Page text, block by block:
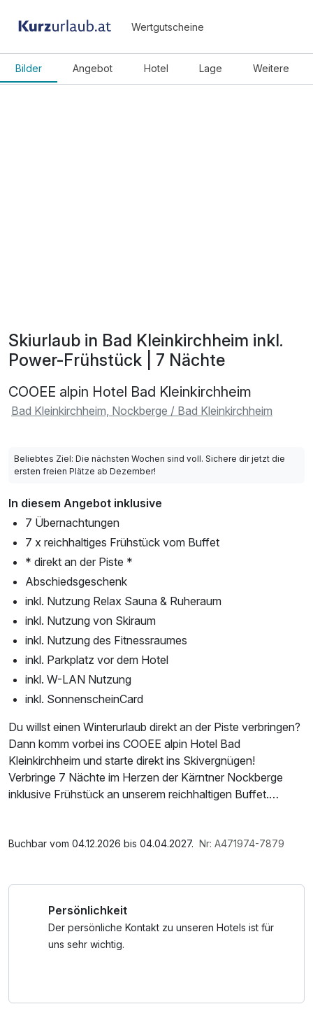
Wertgutscheine
Bilder Angebot Hotel Lage Weitere
Skiurlaub in Bad Kleinkirchheim inkl.
Power-Frühstück | 7 Nächte
COOEE alpin Hotel Bad Kleinkirchheim
Bad Kleinkirchheim, Nockberge / Bad Kleinkirchheim
Beliebtes Ziel: Die nächsten Wochen sind voll. Sichere dir jetzt die
ersten freien Plätze ab Dezember!
In diesem Angebot inklusive
7 Übernachtungen
7 x reichhaltiges Frühstück vom Buffet
* direkt an der Piste *
Abschiedsgeschenk
inkl. Nutzung Relax Sauna & Ruheraum
inkl. Nutzung von Skiraum
inkl. Nutzung des Fitnessraumes
inkl. Parkplatz vor dem Hotel
inkl. W-LAN Nutzung
inkl. SonnenscheinCard
Du willst einen Winterurlaub direkt an der Piste verbringen?
Dann komm vorbei ins COOEE alpin Hotel Bad
Kleinkirchheim und starte direkt ins Skivergnügen!
Verbringe 7 Nächte im Herzen der Kärntner Nockberge
inklusive Frühstück an unserem reichhaltigen Buffet.
im Skigebiet Bad Kleinkirchheim alle auf ihre Kosten. Erlebe
und einen Ski-Kindergarten direkt im Ort und
Skitourengeher:innen können auf den gekennzeichneten
Routen die unberührte Natur Kärntens genießen.
Saunabenutzung, Saunatuch, Parkplatz, Nutzung des
Buchbar vom 04.12.2026 bis 04.04.2027. Nr: A471974-7879
Persönlichkeit
Der persönliche Kontakt zu unseren Hotels ist für
uns sehr wichtig.